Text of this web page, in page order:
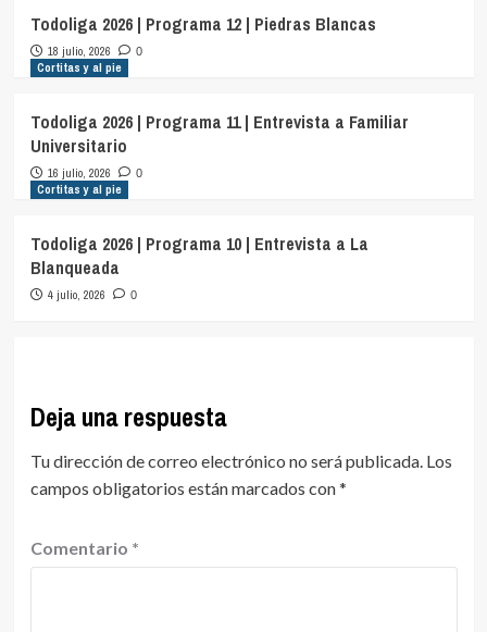
Todoliga 2026 | Programa 12 | Piedras Blancas
18 julio, 2026 0
Cortitas y al pie
Todoliga 2026 | Programa 11 | Entrevista a Familiar
Universitario
16 julio, 2026 0
Cortitas y al pie
Todoliga 2026 | Programa 10 | Entrevista a La
Blanqueada
4 julio, 2026 0
Deja una respuesta
Tu dirección de correo electrónico no será publicada. Los
campos obligatorios están marcados con*
Comentario *